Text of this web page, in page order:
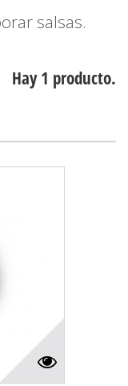
salsas.
Hay 1 producto.